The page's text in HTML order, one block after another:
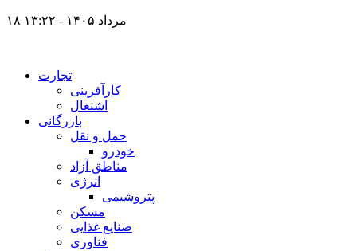
۱۸ مرداد ۱۴۰۵ - ۱۳:۲۲
تجارت
کارآفرینی
اشتغال
بازرگانی
حمل و نقل
خودرو
مناطق آزاد
انرژی
پتروشیمی
مسکن
صنایع غذایی
فناوری